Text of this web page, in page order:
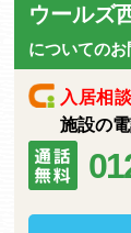
ウールズ
についての
入居相
施設の